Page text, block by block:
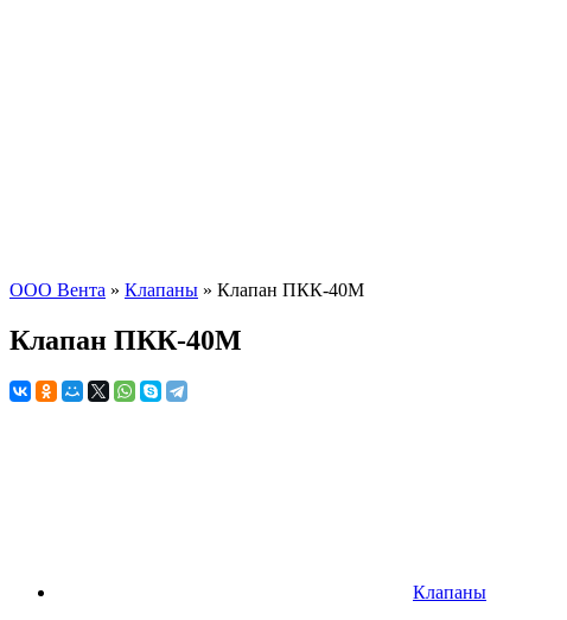
ООО Вента » Клапаны » Клапан ПКК-40М
Клапан ПКК-40М
Клапаны